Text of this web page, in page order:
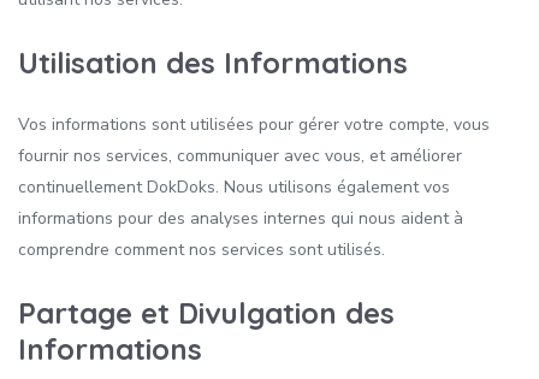
Utilisation des Informations
Vos informations sont utilisées pour gérer votre compte, vous
fournir nos services, communiquer avec vous, et améliorer
continuellement DokDoks. Nous utilisons également vos
informations pour des analyses internes qui nous aident à
comprendre comment nos services sont utilisés.
Partage et Divulgation des
Informations